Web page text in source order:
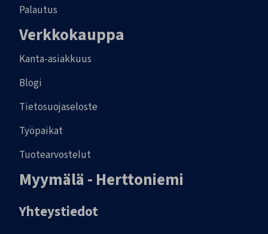
Palautus
Verkkokauppa
Kanta-asiakkuus
Blogi
Tietosuojaseloste
Työpaikat
Tuotearvostelut
Myymälä - Herttoniemi
Yhteystiedot